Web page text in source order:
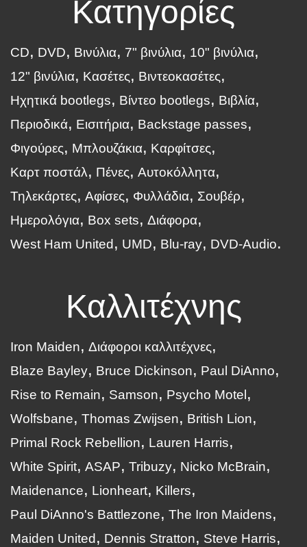
Κατηγορίες
CD DVD Βινύλια 7" βινύλια
10" βινύλια
12" βινύλια
Κασέτες
Βιντεοκασέτες
Ηχητικά bootlegs
Βίντεο bootlegs
Βιβλία
Περιοδικά
Εισιτήρια
Backstage passes
Φιγούρες
Μπλουζάκια
Καρφίτσες
Καρτ ποστάλ
Πένες
Αυτοκόλλητα
Τηλεκάρτες
Αφίσες Φυλλάδια
Σουβέρ
Ημερολόγια
Box sets
Διάφορα
West Ham United
UMD Blu-ray DVD-Audio
Καλλιτέχνης
Iron Maiden
Διάφοροι καλλιτέχνες
Blaze Bayley
Bruce Dickinson
Paul DiAnno
Rise to Remain
Samson
Psycho Motel
Wolfsbane
Thomas Zwijsen
British Lion
Primal Rock Rebellion
Lauren Harris
White Spirit ASAP Tribuzy
Nicko McBrain
Maidenance
Lionheart
Killers
Paul DiAnno's Battlezone
The Iron Maidens
Maiden United
Dennis Stratton
Steve Harris